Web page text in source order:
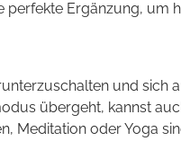
Ergänzung, um
und sich
übergeht, kannst
Meditation oder Yoga